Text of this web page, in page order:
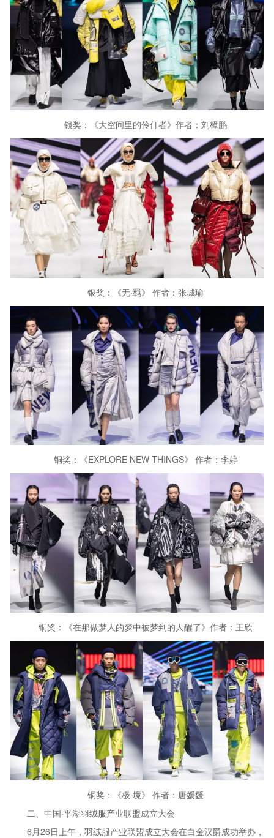
银奖：《大空间里的伶仃者》作者：刘樟鹏
银奖：《无·羁》 作者：张城瑜
铜奖：《EXPLORE NEW THINGS》 作者：李婷
铜奖：《在那做梦人的梦中被梦到的人醒了》作者：王欣
铜奖：《极·境》 作者：唐媛媛
二、中国·平湖羽绒服产业联盟成立大会
6月26日上午，羽绒服产业联盟成立大会在白金汉爵成功举办，